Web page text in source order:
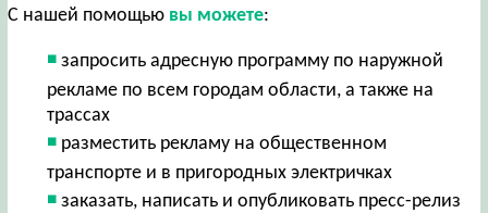
С нашей помощью вы можете:
запросить адресную программу по наружной
рекламе по всем городам области, а также на
трассах
разместить рекламу на общественном
транспорте и в пригородных электричках
заказать, написать и опубликовать пресс-релиз